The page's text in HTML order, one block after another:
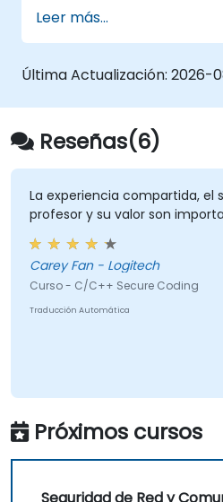
Leer más...
Última Actualización: 2026-
Reseñas(6)
La experiencia compartida, el
profesor y su valor son
Carey Fan - Logitech
Curso - C/C++ Secure Coding
Traducción Automática
Próximos cursos
Seguridad de Red y